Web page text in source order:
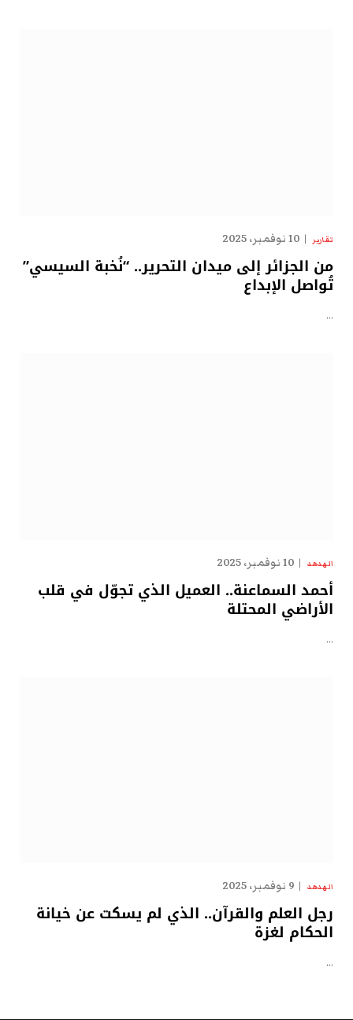
تقارير 10 نوفمبر، 2025
من الجزائر إلى ميدان التحرير.. “نُخبة السيسي”
تُواصل الإبداع
…
الهدهد 10 نوفمبر، 2025
أحمد السماعنة.. العميل الذي تجوّل في قلب
الأراضي المحتلة
…
الهدهد 9 نوفمبر، 2025
رجل العلم والقرآن.. الذي لم يسكت عن خيانة
الحكام لغزة
…